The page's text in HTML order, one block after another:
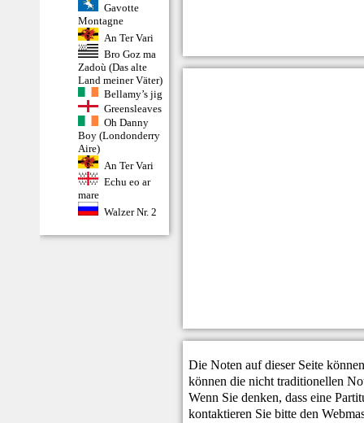
Gavotte
Montagne
An Ter Vari
Bro Goz ma
Zadoù (Das alte
Land meiner Väter)
Bellamy’s jig
Greensleaves
Oh Danny
Boy (Londonderry
Aire)
An Ter Vari
Echu eo ar
mare
Walzer Nr. 2
Die Noten auf dieser Seite
können die nicht traditionellen
Wenn Sie denken, dass eine
kontaktieren Sie bitte den